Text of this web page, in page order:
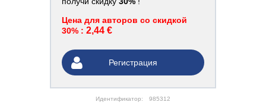
Цена для авторов со скидкой
30% : 2,44 €
Регистрация
Идентификатор: 985312